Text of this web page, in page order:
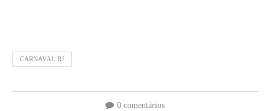
CARNAVAL RJ
0 comentários